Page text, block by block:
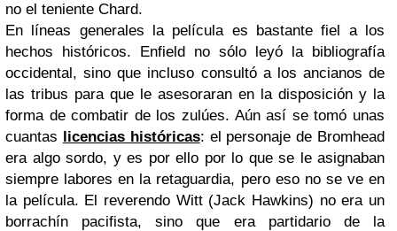
no el teniente Chard.
En líneas generales la película es bastante fiel a los
hechos históricos. Enfield no sólo leyó la bibliografía
occidental, sino que incluso consultó a los ancianos de
las tribus para que le asesoraran en la disposición y la
forma de combatir de los zulúes. Aún así se tomó unas
cuantas licencias históricas: el personaje de Bromhead
era algo sordo, y es por ello por lo que se le asignaban
siempre labores en la retaguardia, pero eso no se ve en
la película. El reverendo Witt (Jack Hawkins) no era un
borrachín pacifista, sino que era partidario de la